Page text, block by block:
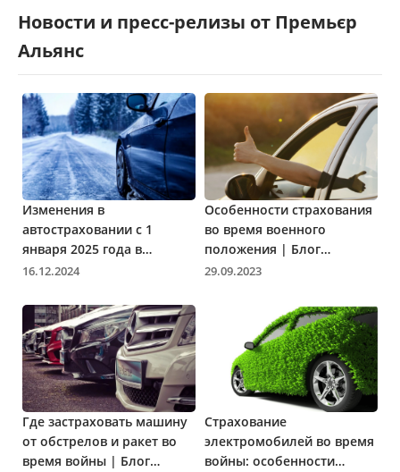
Новости и пресс-релизы от Премьєр
Альянс
Изменения в
автостраховании с 1
января 2025 года в
Украине: все, что нужно
16.12.2024
Особенности страхования
во время военного
положения | Блог
Parasol.ua
29.09.2023
Где застраховать машину
от обстрелов и ракет во
время войны | Блог
Страхование
электромобилей во время
войны: особенности